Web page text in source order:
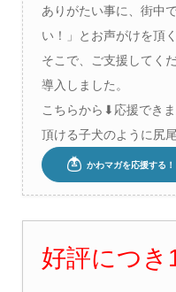
ありがたい事に、街中
い！」とお声がけを頂
そこで、ご支援してく
導入しました。
こちらから⬇︎応援でき
頂ける子犬のように尻
好評につき